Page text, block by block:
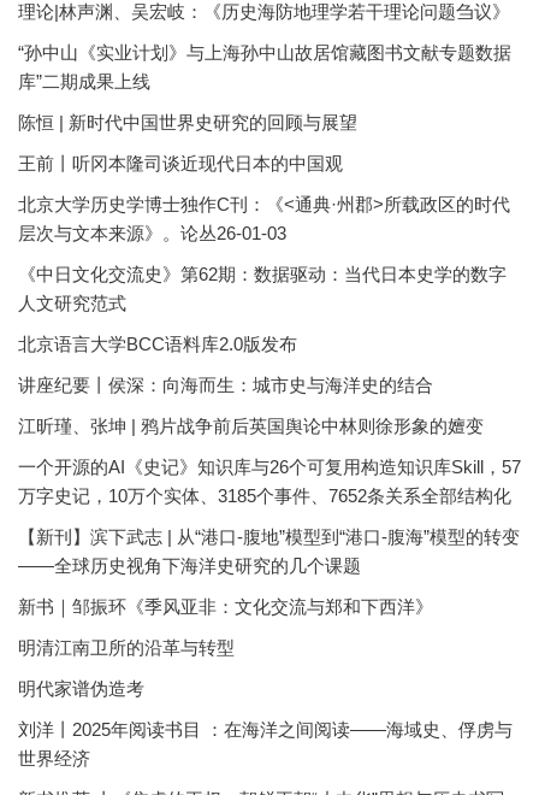
理论|林声渊、吴宏岐：《历史海防地理学若干理论问题刍议》
“孙中山《实业计划》与上海孙中山故居馆藏图书文献专题数据
库”二期成果上线
陈恒 | 新时代中国世界史研究的回顾与展望
王前丨听冈本隆司谈近现代日本的中国观
北京大学历史学博士独作C刊：《<通典·州郡>所载政区的时代
层次与文本来源》。论丛26-01-03
《中日文化交流史》第62期：数据驱动：当代日本史学的数字
人文研究范式
北京语言大学BCC语料库2.0版发布
讲座纪要丨侯深：向海而生：城市史与海洋史的结合
江昕瑾、张坤 | 鸦片战争前后英国舆论中林则徐形象的嬗变
一个开源的AI《史记》知识库与26个可复用构造知识库Skill，57
万字史记，10万个实体、3185个事件、7652条关系全部结构化
【新刊】滨下武志 | 从“港口-腹地”模型到“港口-腹海”模型的转变
——全球历史视角下海洋史研究的几个课题
新书｜邹振环《季风亚非：文化交流与郑和下西洋》
明清江南卫所的沿革与转型
明代家谱伪造考
刘洋丨2025年阅读书目 ：在海洋之间阅读——海域史、俘虏与
世界经济